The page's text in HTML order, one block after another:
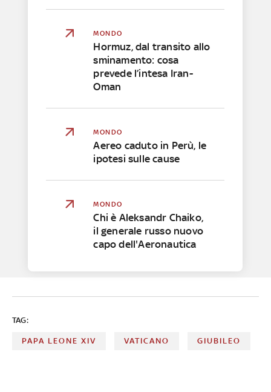
MONDO
Hormuz, dal transito allo
sminamento: cosa
prevede l’intesa Iran-
Oman
MONDO
Aereo caduto in Perù, le
ipotesi sulle cause
MONDO
Chi è Aleksandr Chaiko,
il generale russo nuovo
capo dell'Aeronautica
TAG:
PAPA LEONE XIV VATICANO GIUBILEO